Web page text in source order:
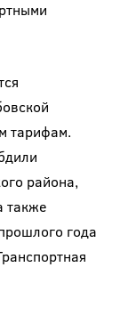
тарифам.
района,
также
года